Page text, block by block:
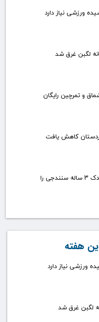
ورزشی نیاز دارد
لگبن غرق شد
و تمرچین رایگان
کاهش یافت
سگ بلاصاحب جان کودک ۳ ساله سنندجی را
ورزشی نیاز دارد
لگبن غرق شد
هفته